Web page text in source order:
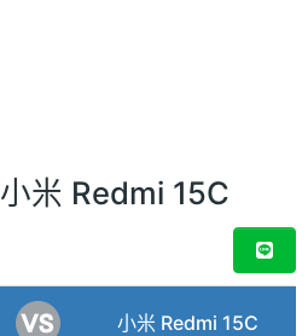
小米 Redmi 15C
小米 Redmi 15C